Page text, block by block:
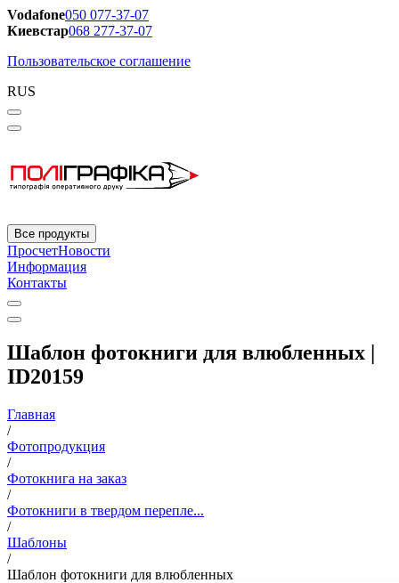
Vodafone050 077-37-07
Киевстар068 277-37-07
Пользовательское соглашение
RUS
Все продукты
ПросчетНовости
Информация
Контакты
Шаблон фотокниги для влюбленных |
ID20159
Главная
/
Фотопродукция
/
Фотокнига на заказ
/
Фотокниги в твердом перепле...
/
Шаблоны
/
Шаблон фотокниги для влюбленных